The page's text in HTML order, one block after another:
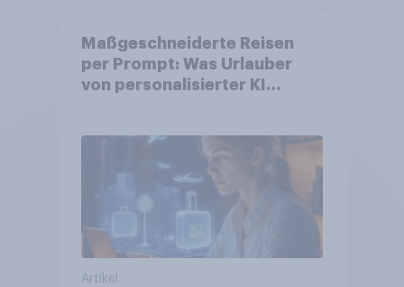
Maßgeschneiderte Reisen
per Prompt: Was Urlauber
von personalisierter KI
bereits genutzt werden
Artikel